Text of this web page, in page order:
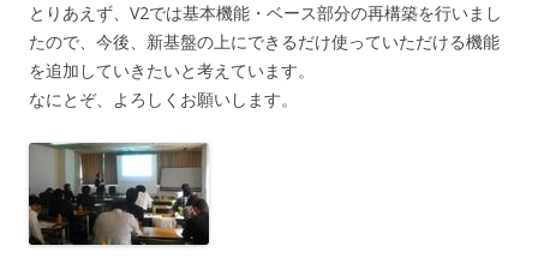
とりあえず、V2では基本機能・ベース部分の再構築を行いまし
たので、今後、新基盤の上にできるだけ使っていただける機能
を追加していきたいと考えています。
なにとぞ、よろしくお願いします。